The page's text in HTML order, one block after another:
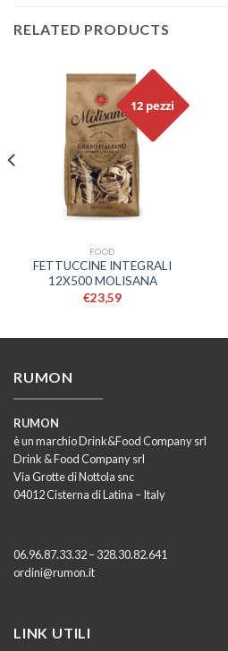
RELATED PRODUCTS
12 pezzi
FOOD
FETTUCCINE INTEGRALI
12X500 MOLISANA
€23,59
RUMON
RUMON
è un marchio Drink&Food Company srl
Drink & Food Company srl
Via Grotte di Nottola snc
04012 Cisterna di Latina – Italy
06.96.87.33.32 – 328.30.82.641
ordini@rumon.it
LINK UTILI